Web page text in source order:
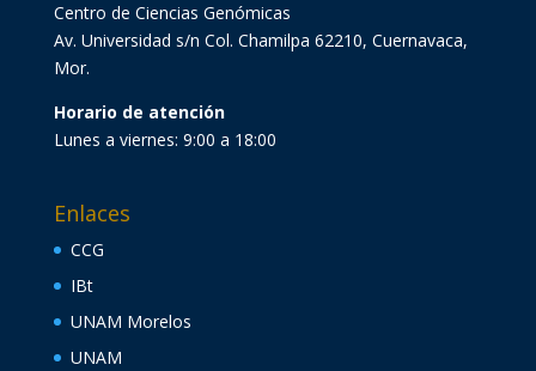
Centro de Ciencias Genómicas
Av. Universidad s/n Col. Chamilpa 62210, Cuernavaca,
Mor.
Horario de atención
Lunes a viernes: 9:00 a 18:00
Enlaces
CCG
IBt
UNAM Morelos
UNAM